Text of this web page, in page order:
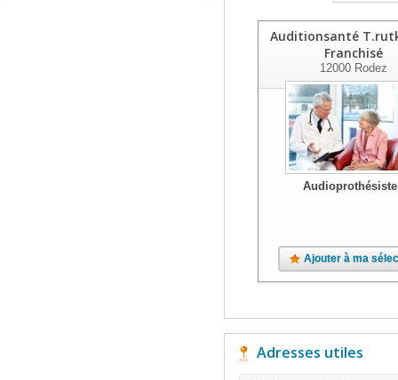
Auditionsanté
Franchisé
12000Rodez
Ajouter à ma
Adresses utiles